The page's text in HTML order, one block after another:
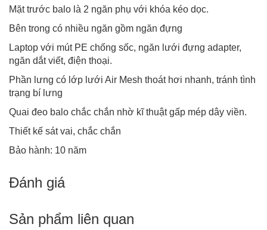
Mặt trước balo là 2 ngăn phụ với khóa kéo dọc.
Bên trong có nhiều ngăn gồm ngăn đựng
Laptop với mút PE chống sốc, ngăn lưới đựng adapter,
ngăn dắt viết, điện thoại.
Phần lưng có lớp lưới Air Mesh thoát hơi nhanh, tránh tình
trạng bí lưng
Quai đeo balo chắc chắn nhờ kĩ thuật gấp mép dây viền.
Thiết kế sát vai, chắc chắn
Bảo hành: 10 năm
Đánh giá
Sản phẩm liên quan